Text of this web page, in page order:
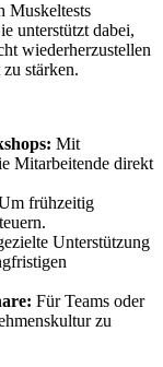
Muskeltests
unterstützt dabei,
wiederherzustellen
stärken.
Mit
Mitarbeitende direkt
frühzeitig
Unterstützung
Für Teams oder
zu